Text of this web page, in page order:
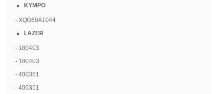
KYMPO
- XQG60A1044
LAZER
- 180403
- 180403
- 400351
- 400351